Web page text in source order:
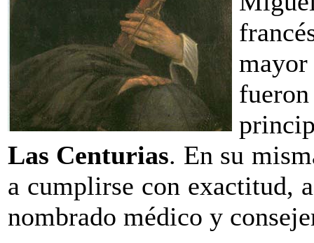
Las Centurias. En su
a cumplirse con exactitud,
nombrado médico y